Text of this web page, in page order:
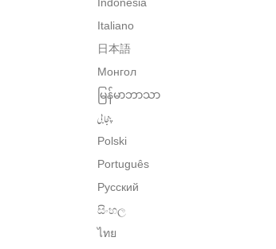
Indonesia
Italiano
日本語
Монгол
မြန်မာဘာသာ
پنجابی
Polski
Português
Русский
සිංහල
ไทย